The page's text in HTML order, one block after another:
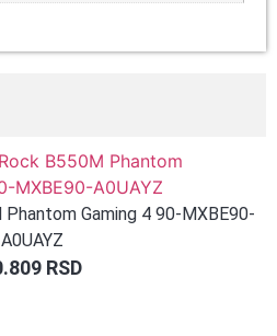
Gaming 4 90-MXBE90-
A0UAYZ
RSD